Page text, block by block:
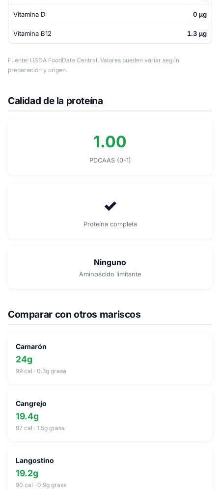
Vitamina D 0 µg
Vitamina B12 1.3 µg
Fuente: USDA FoodData Central. Valores pueden variar según
preparación y origen.
Calidad de la proteína
1.00
PDCAAS (0-1)
✓
Proteína completa
Ninguno
Aminoácido limitante
Comparar con otros mariscos
Camarón
24g
99 cal · 0.3g grasa
Cangrejo
19.4g
97 cal · 1.5g grasa
Langostino
19.2g
90 cal · 0.9g grasa